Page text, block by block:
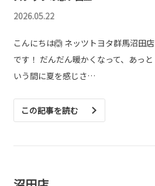
2026.05.22
こんにちは🙆 ネッツトヨタ群馬沼田店
です！ だんだん暖かくなって、あっと
いう間に夏を感じさ…
この記事を読む